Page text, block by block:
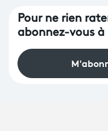
Pour ne rien
abonnez-vous